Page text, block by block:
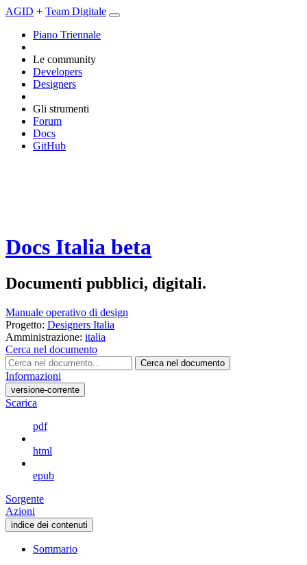
AGID + Team Digitale
Piano Triennale
Le community
Developers
Designers
Gli strumenti
Forum
Docs
GitHub
Docs Italia beta
Documenti pubblici, digitali.
Manuale operativo di design
Progetto: Designers Italia
Amministrazione: italia
Cerca nel documento
Cerca nel documento
Informazioni
versione-corrente
Scarica
pdf
html
epub
Sorgente
Azioni
indice dei contenuti
Sommario